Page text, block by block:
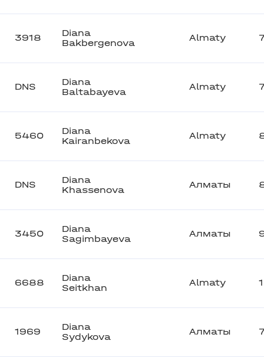
3918
Diana
Bakbergenova
Almaty
DNS
Diana
Baltabayeva
Almaty
5460
Diana
Kairanbekova
Almaty
DNS
Diana
Khassenova
Алматы
3450
Diana
Sagimbayeva
Алматы
6688
Diana
Seitkhan
Almaty
1969
Diana
Sydykova
Алматы